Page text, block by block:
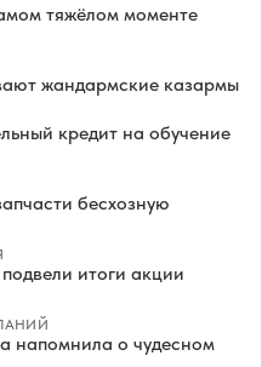
тяжёлом моменте
жандармские казармы
кредит на обучение
бесхозную
итоги акции
напомнила о чудесном